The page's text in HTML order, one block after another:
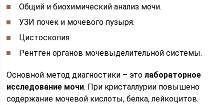
Общий и биохимический анализ мочи.
УЗИ почек и мочевого пузыря.
Цистоскопия.
Рентген органов мочевыделительной системы.
Основной метод диагностики – этолабораторное
исследование мочи. При кристаллурии повышено
содержание мочевой кислоты, белка, лейкоцитов.